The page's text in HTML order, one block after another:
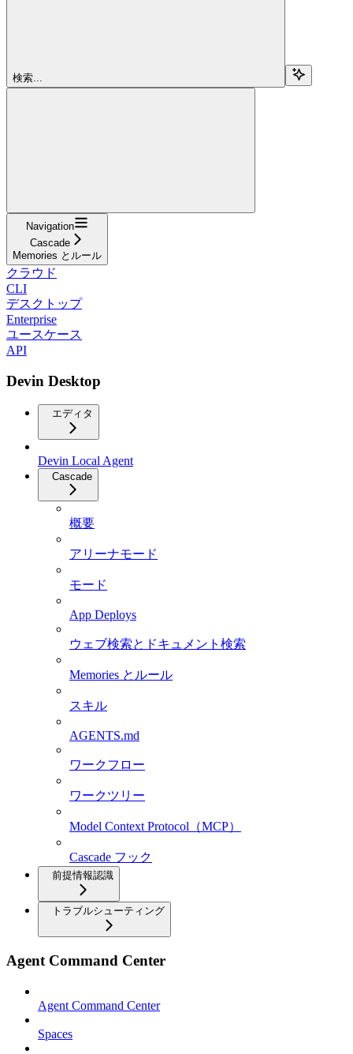
検索...
Navigation
Cascade
Memories とルール
クラウド
CLI
デスクトップ
Enterprise
ユースケース
API
Devin Desktop
エディタ
Devin Local Agent
Cascade
概要
アリーナモード
モード
App Deploys
ウェブ検索とドキュメント検索
Memories とルール
スキル
AGENTS.md
ワークフロー
ワークツリー
Model Context Protocol（MCP）
Cascade フック
前提情報認識
トラブルシューティング
Agent Command Center
Agent Command Center
Spaces